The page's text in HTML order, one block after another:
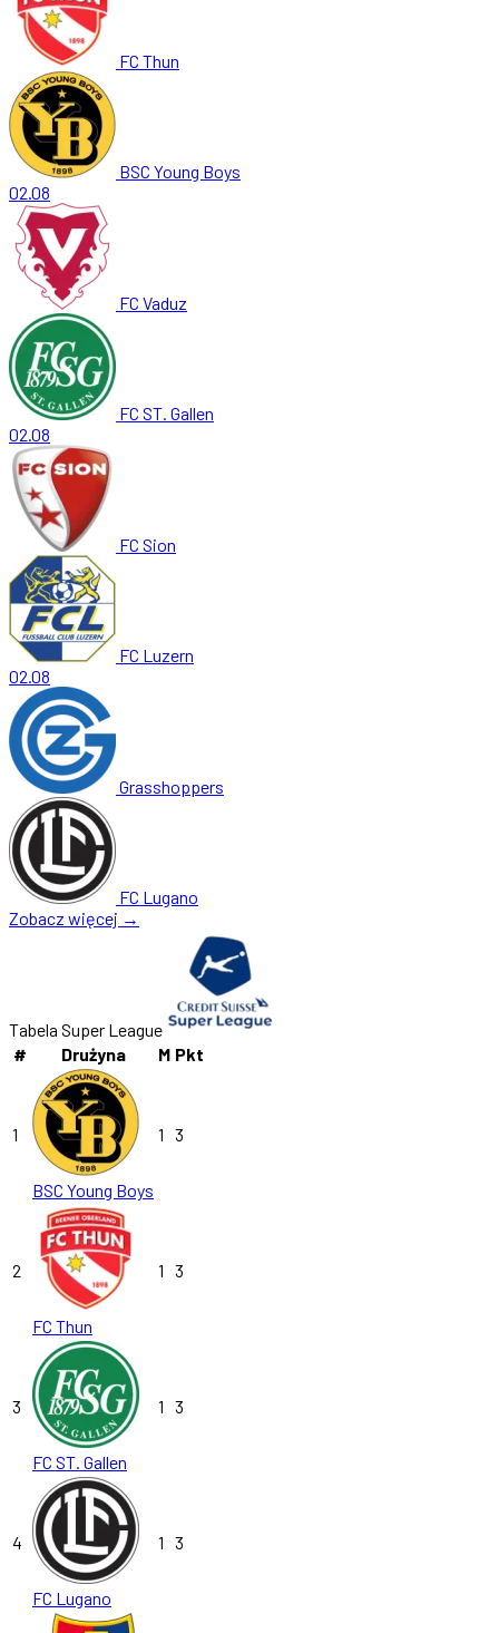
FC Thun
BSC Young Boys
02.08
FC Vaduz
FC ST. Gallen
02.08
FC Sion
FC Luzern
02.08
Grasshoppers
FC Lugano
Zobacz więcej →
Tabela Super League
#
Drużyna M Pkt
1
BSC Young Boys
1 3
2
FC Thun
1 3
3
FC ST. Gallen
1 3
4
FC Lugano
1 3